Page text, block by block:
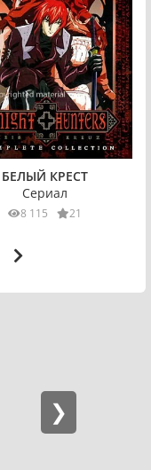
БЕЛЫЙ КРЕСТ
Сериал
8 115 21